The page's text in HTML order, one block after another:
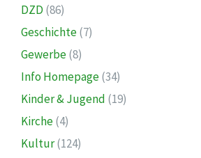
DZD (86)
Geschichte(7)
Gewerbe(8)
Info Homepage(34)
Kinder & Jugend (19)
Kirche(4)
Kultur(124)